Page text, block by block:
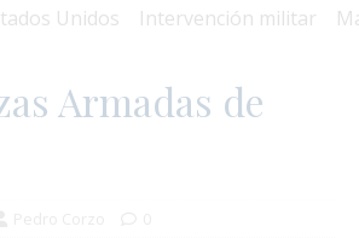
Intervención militar Mal
Armadas de